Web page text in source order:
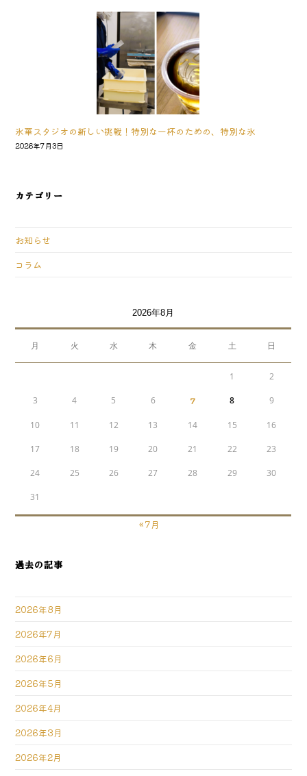
氷華スタジオの新しい挑戦！特別な一杯のための、特別な氷
2026年7月3日
カテゴリー
お知らせ
コラム
2026年8月
月 火 水 木 金 土 日
1 2
3 4 5 6 7 8 9
10 11 12 13 14 15 16
17 18 19 20 21 22 23
24 25 26 27 28 29 30
31
« 7月
過去の記事
2026年8月
2026年7月
2026年6月
2026年5月
2026年4月
2026年3月
2026年2月